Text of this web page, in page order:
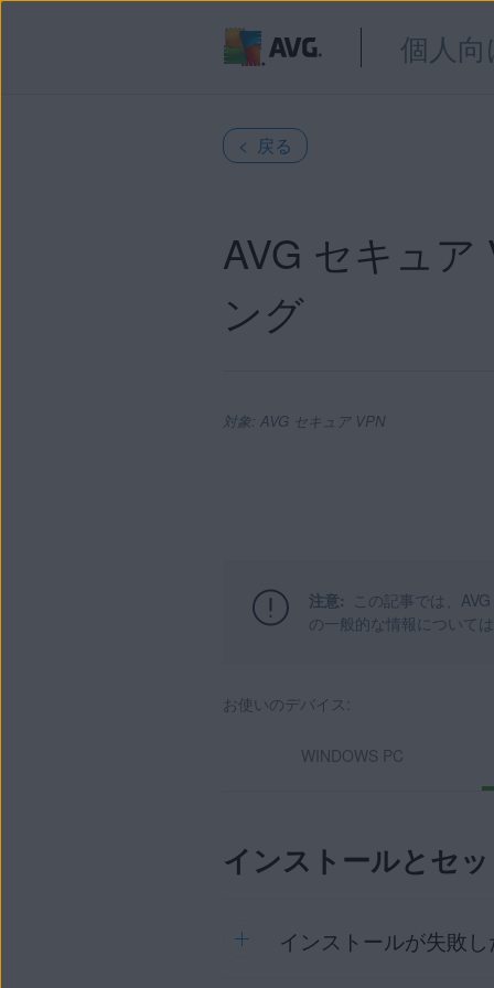
個人
< 戻る
AVG セキュ
ング
対象: AVG セキュア VPN
オペレーティング システム:
注意: この記事では、
の一般的な情報について
お使いのデバイス:
WINDOWS PC
インストールとセ
インストールが失敗